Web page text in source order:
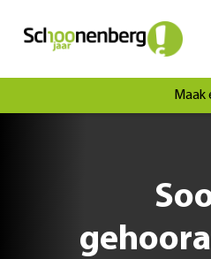
Maak